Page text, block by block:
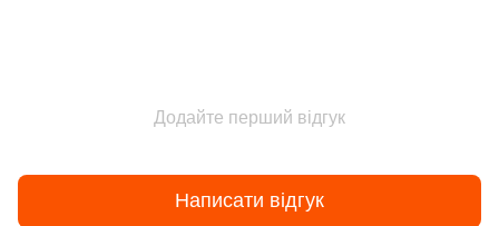
Додайте перший відгук
Написати відгук